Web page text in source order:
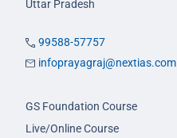
Uttar Pradesh
99588-57757
infoprayagraj@nextias.com
GS Foundation Course
Live/Online Course